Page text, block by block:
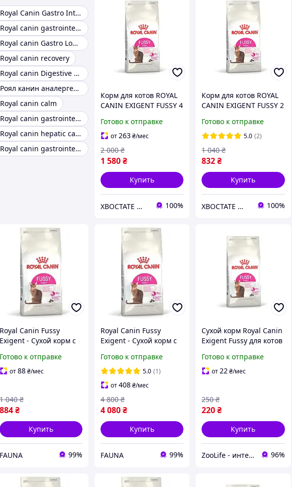
Royal Canin Gastro Intestinal
Royal canin gastrointestinal moderate calorie
Royal canin Gastro Low Fat
Royal canin recovery
Royal canin Digestive Care
Роял канин аналергеник
Royal canin calm
Royal canin gastrointestinal high fibre
Royal canin hepatic canine
Royal canin gastrointestinal 15 кг
Корм для котов ROYAL
CANIN EXIGENT FUSSY 4
аппетитом
Готово к отправке
от263₴/мес
1 580₴
2 000 ₴
Купить
ХВОСТАТЕ ЩАСТЯ 100%
Корм для котов ROYAL
CANIN EXIGENT FUSSY 2
аппетитом
Готово к отправке
5.0 (2)
832₴
1 040 ₴
Купить
ХВОСТАТЕ ЩАСТЯ 100%
Royal Canin Fussy
Exigent - Сухой корм с
котов с
привередливым
Готово к отправке
от88₴/мес
884₴
1 040 ₴
Купить
FAUNA 99%
Royal Canin Fussy
Exigent - Сухой корм с
котов с
привередливым
аппетитом, 10 кг
Готово к отправке
5.0 (1)
от408₴/мес
4 080₴
4 800 ₴
Купить
FAUNA 99%
Сухой корм Royal Canin
Exigent Fussy для котов
аппетитом 400 г
Готово к отправке
от22 ₴/мес
220₴
250 ₴
Купить
ZooLife - интернет-магазин товаров для животных 96%